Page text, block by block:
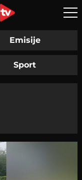
Emisije
Sport